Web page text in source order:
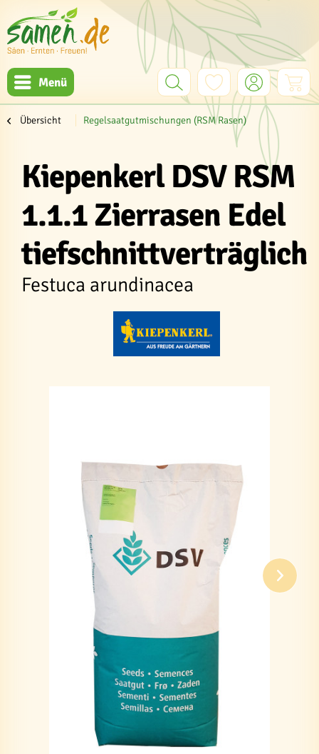
Menü
Übersicht Regelsaatgutmischungen (RSM Rasen)
Kiepenkerl DSV RSM
1.1.1 Zierrasen Edel
tiefschnittverträglich
Festuca arundinacea